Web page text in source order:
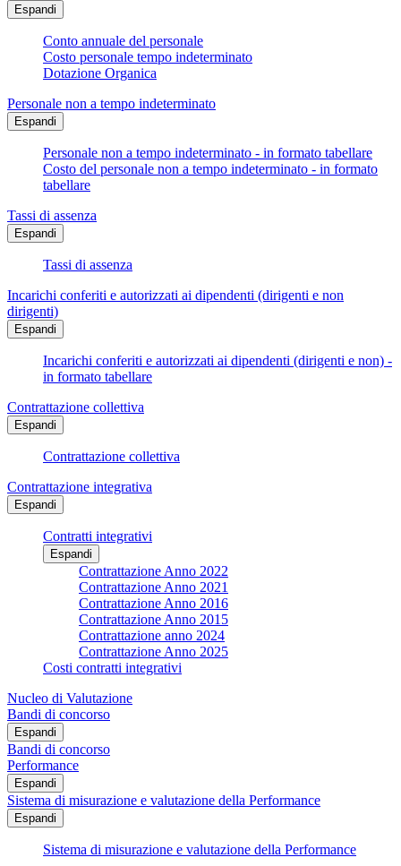
Espandi
Conto annuale del personale
Costo personale tempo indeterminato
Dotazione Organica
Personale non a tempo indeterminato
Espandi
Personale non a tempo indeterminato - in formato tabellare
Costo del personale non a tempo indeterminato - in formato
tabellare
Tassi di assenza
Espandi
Tassi di assenza
Incarichi conferiti e autorizzati ai dipendenti (dirigenti e non
dirigenti)
Espandi
Incarichi conferiti e autorizzati ai dipendenti (dirigenti e non) -
in formato tabellare
Contrattazione collettiva
Espandi
Contrattazione collettiva
Contrattazione integrativa
Espandi
Contratti integrativi
Espandi
Contrattazione Anno 2022
Contrattazione Anno 2021
Contrattazione Anno 2016
Contrattazione Anno 2015
Contrattazione anno 2024
Contrattazione Anno 2025
Costi contratti integrativi
Nucleo di Valutazione
Bandi di concorso
Espandi
Bandi di concorso
Performance
Espandi
Sistema di misurazione e valutazione della Performance
Espandi
Sistema di misurazione e valutazione della Performance